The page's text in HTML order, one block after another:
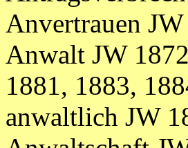
Anvertrauen
Anwalt JW
1881, 1883,
anwaltlich JW